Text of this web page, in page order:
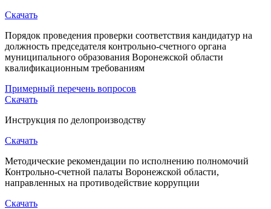
Скачать
Порядок проведения проверки соответствия кандидатур на
должность председателя контрольно-счетного органа
муниципального образования Воронежской области
квалификационным требованиям
Примерный перечень вопросов
Скачать
Инструкция по делопроизводству
Скачать
Методические рекомендации по исполнению полномочий
Контрольно-счетной палаты Воронежской области,
направленных на противодействие коррупции
Скачать